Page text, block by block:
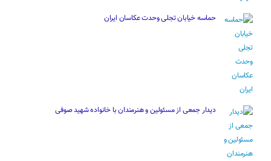
حماسه خیابان تجلی وحدت عکاسان ایران
دیدار جمعی از مسئولین و هنرمندان با خانواده شهید صوفی